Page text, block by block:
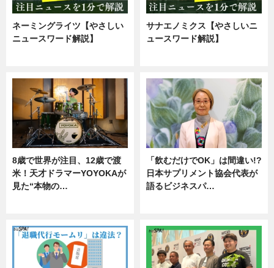
ネーミングライツ【やさしい
ニュースワード解説】
サナエノミクス【やさしいニ
ュースワード解説】
8歳で世界が注目、12歳で渡
米！天才ドラマーYOYOKAが
見た“本物の…
「飲むだけでOK」は間違い!?
日本サプリメント協会代表が
語るビジネスパ…